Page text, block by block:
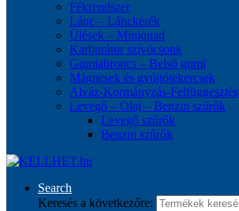
Fékrendszer
Lánc – Lánckerék
Ülések – Miniquad
Karburátor szívócsonk
Gumiabroncs – Belső gumi
Mágnesek és gyújtótekercsek
Alváz-Kormányzás-Felfüggesztés
Levegő – Olaj – Benzin szűrők
Levegő szűrők
Benzin szűrők
Search
Keresés a következőre: